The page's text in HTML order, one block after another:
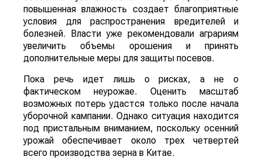
повышенная влажность создает благоприятные
условия для распространения вредителей и
болезней. Власти уже рекомендовали аграриям
увеличить объемы орошения и принять
дополнительные меры для защиты посевов.
Пока речь идет лишь о рисках, а не о
фактическом неурожае. Оценить масштаб
возможных потерь удастся только после начала
уборочной кампании. Однако ситуация находится
под пристальным вниманием, поскольку осенний
урожай обеспечивает около трех четвертей
всего производства зерна в Китае.